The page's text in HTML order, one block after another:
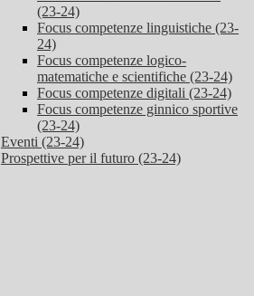
(23-24)
Focus competenze linguistiche (23-
24)
Focus competenze logico-
matematiche e scientifiche (23-24)
Focus competenze digitali (23-24)
Focus competenze ginnico sportive
(23-24)
Eventi (23-24)
Prospettive per il futuro (23-24)